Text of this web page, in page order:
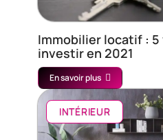
Immobilier locatif :
investir en 2021
En savoir plus
INTÉRIEUR